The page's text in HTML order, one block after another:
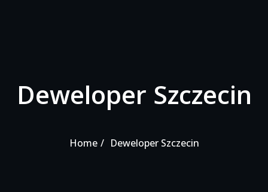
Deweloper Szczecin
Home Deweloper Szczecin